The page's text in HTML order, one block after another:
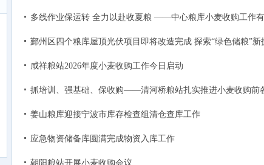
多线作业保运转 全力以赴收夏粮 ——中心粮库小麦收购工作
鄞州区四个粮库屋顶光伏项目即将改造完成 探索“绿色储粮”新
咸祥粮站2026年度小麦收购工作今日启动
抓培训、强基础、保收购——清河桥粮站扎实推进小麦收购前
姜山粮库迎接宁波市库存检查组清仓查库工作
应急物资储备库圆满完成物资入库工作
朝阳粮站开展小麦收购会议